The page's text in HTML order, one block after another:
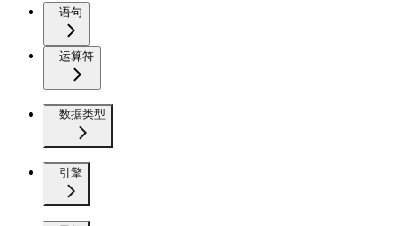
语句
运算符
数据类型
引擎